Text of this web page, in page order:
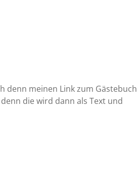
denn meinen Link zum Gästebuch
die wird dann als Text und